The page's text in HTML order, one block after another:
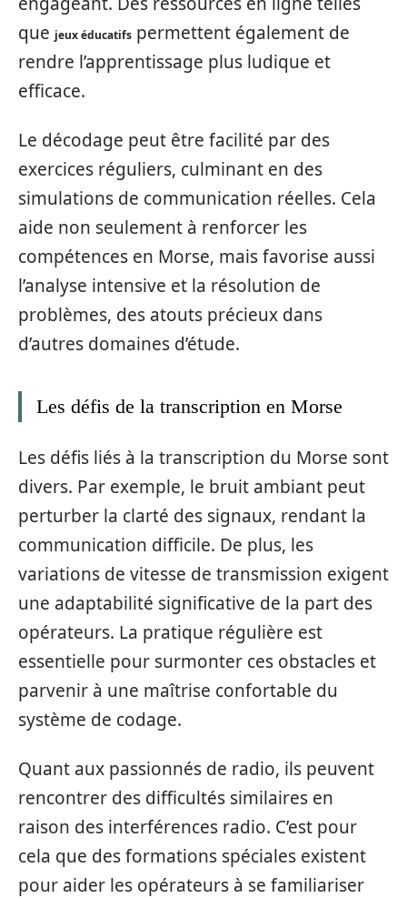
que jeux éducatifs permettent également de
rendre l’apprentissage plus ludique et
efficace.
Le décodage peut être facilité par des
exercices réguliers, culminant en des
simulations de communication réelles. Cela
aide non seulement à renforcer les
compétences en Morse, mais favorise aussi
l’analyse intensive et la résolution de
problèmes, des atouts précieux dans
d’autres domaines d’étude.
Les défis de la transcription en Morse
Les défis liés à la transcription du Morse sont
divers. Par exemple, le bruit ambiant peut
perturber la clarté des signaux, rendant la
communication difficile. De plus, les
variations de vitesse de transmission exigent
une adaptabilité significative de la part des
opérateurs. La pratique régulière est
essentielle pour surmonter ces obstacles et
parvenir à une maîtrise confortable du
système de codage.
Quant aux passionnés de radio, ils peuvent
rencontrer des difficultés similaires en
raison des interférences radio. C’est pour
cela que des formations spéciales existent
pour aider les opérateurs à se familiariser